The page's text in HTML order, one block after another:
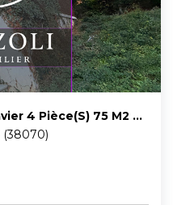
Maison Saint Quentin Fallavier 4 Pièce(s) 75 M2 Utiles + Sous Sol
(38070)